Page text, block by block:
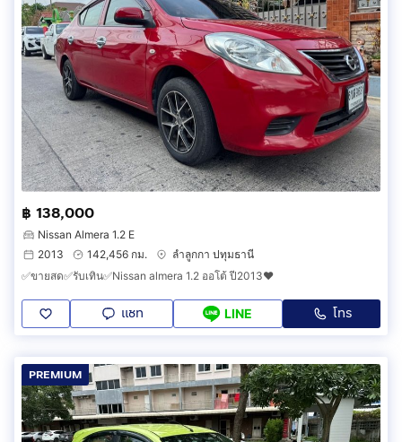
฿ 138,000
Nissan Almera 1.2 E
2013
142,456 กม.
ลำลูกกา ปทุมธานี
✅ขายสด✅รับเทิน✅Nissan almera 1.2 ออโต้ ปี2013❤️
แชท LINE โทร
PREMIUM